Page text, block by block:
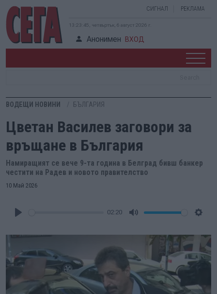
СИГНАЛ РЕКЛАМА
13:23:45, четвъртък, 6 август 2026 г.
Анонимен ВХОД
ВОДЕЩИ НОВИНИ БЪЛГАРИЯ
Цветан Василев заговори за
връщане в България
Намиращият се вече 9-та година в Белград бивш банкер
честити на Радев и новото правителство
10 Май 2026
02:20